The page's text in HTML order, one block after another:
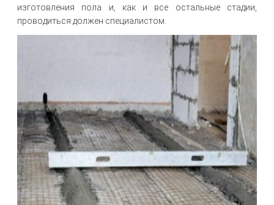
изготовления пола и, как и все остальные стадии,
проводиться должен специалистом.